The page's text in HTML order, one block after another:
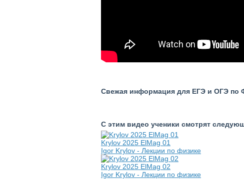
Свежая информация для ЕГЭ и ОГЭ по
С этим видео ученики смотрят
Krylov 2025 ElMag 01
Igor Krylov - Лекции по физике
Krylov 2025 ElMag 02
Igor Krylov - Лекции по физике